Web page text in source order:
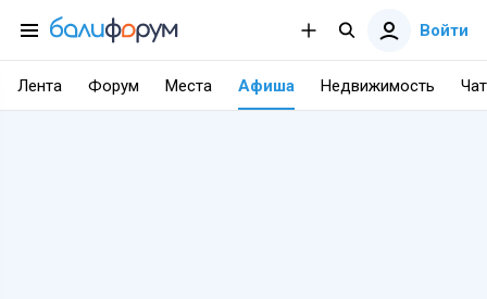
Войти
Лента Форум Места Афиша Недвижимость Чат